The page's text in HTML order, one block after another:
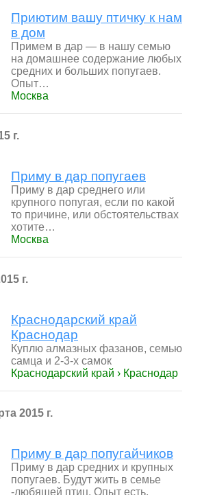
Приютим вашу птичку к нам
в дом
Примем в дар — в нашу семью
на домашнее содержание любых
средних и больших попугаев.
Опыт…
Москва
г.
Приму в дар попугаев
Приму в дар среднего или
крупного попугая, если по какой
то причине, или обстоятельствах
хотите…
Москва
г.
Краснодарский край
Краснодар
Куплю алмазных фазанов, семью
самца и 2-3-х самок
Краснодарский край › Краснодар
2015 г.
Приму в дар попугайчиков
Приму в дар средних и крупных
попугаев. Будут жить в семье
-любящей птиц. Опыт есть,